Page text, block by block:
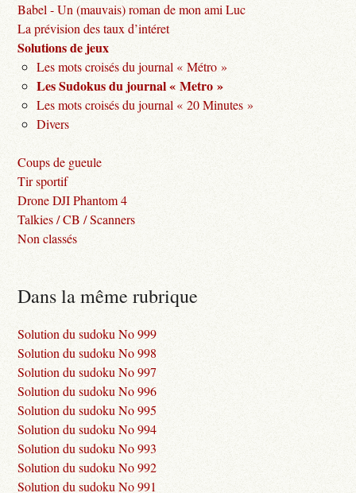
Babel - Un (mauvais) roman de mon ami Luc
La prévision des taux d’intéret
Solutions de jeux
Les mots croisés du journal « Métro »
Les Sudokus du journal « Metro »
Les mots croisés du journal « 20 Minutes »
Divers
Coups de gueule
Tir sportif
Drone DJI Phantom 4
Talkies / CB / Scanners
Non classés
Dans la même rubrique
Solution du sudoku No 999
Solution du sudoku No 998
Solution du sudoku No 997
Solution du sudoku No 996
Solution du sudoku No 995
Solution du sudoku No 994
Solution du sudoku No 993
Solution du sudoku No 992
Solution du sudoku No 991